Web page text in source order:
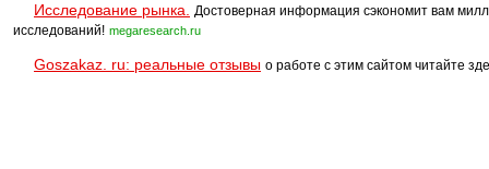
Исследование рынка.
Достоверная информация сэкономит вам
исследований! megaresearch.ru
Goszakaz. ru: реальные отзывы о работе с этим сайтом читайте